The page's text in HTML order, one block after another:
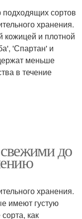
сортов
хранения.
кожицей и плотной
'Спартан' и
меньше
в течение
до
хранения.
имеют густую
как